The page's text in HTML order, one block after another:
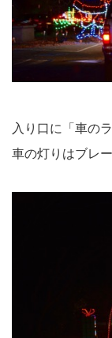
入り口に「車の
車の灯りはブレ